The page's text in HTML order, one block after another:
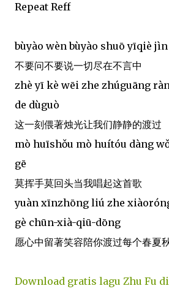
Repeat Reff
bùyào wèn bùyào shuō yīqiè
不要问不要说一切尽在不言中
zhè yī kè wēi zhe zhúguāng
de dùguò
这一刻偎著烛光让我们静静的渡过
mò huīshǒu mò huítóu dàng
gē
莫挥手莫回头当我唱起这首歌
yuàn xīnzhōng liú zhe
gè chūn-xià-qiū-dōng
愿心中留著笑容陪你渡过每个春夏
Download gratis lagu Zhu Fu